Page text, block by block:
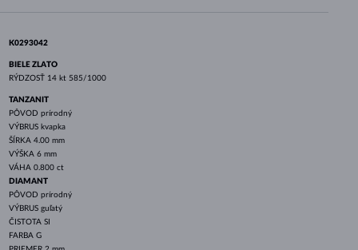
K0293042
BIELE ZLATO
RÝDZOSŤ 14 kt 585/1000
TANZANIT
PÔVOD prírodný
VÝBRUS kvapka
ŠÍRKA 4.00 mm
VÝŠKA 6 mm
VÁHA 0.800 ct
DIAMANT
PÔVOD prírodný
VÝBRUS guľatý
ČISTOTA SI
FARBA G